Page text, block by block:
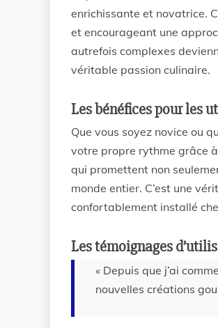
enrichissante et novatrice.
et encourageant une
autrefois complexes
véritable passion culinaire.
Les bénéfices pour les
Que vous soyez novice ou
votre propre rythme grâce
qui promettent non
monde entier. C’est une
confortablement installé
Les témoignages
« Depuis que j’ai
nouvelles créations